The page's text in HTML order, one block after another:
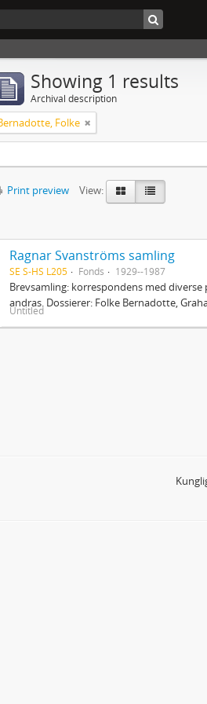
Showing 1 results
Archival description
Folke
Print preview
View:
Ragnar Svanströms samling
SE S-HS L205 Fonds 1929--1987
Brevsamling: korrespondens med
andras. Dossierer: Folke Bernadotte,
Untitled